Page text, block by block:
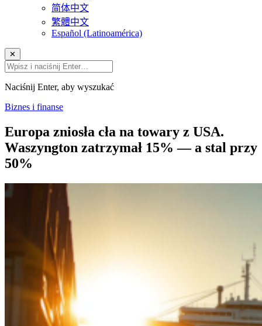
简体中文
繁體中文
Español (Latinoamérica)
✕
Naciśnij Enter, aby wyszukać
Biznes i finanse
Europa zniosła cła na towary z USA.
Waszyngton zatrzymał 15% — a stal przy
50%